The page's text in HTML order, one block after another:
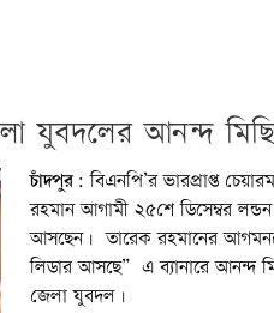
যুবদলের আনন্দ
চাঁদপুর: বিএনপি’র ভারপ্রাপ্ত
রহমান আগামী ২৫শে ডিসেম্বর
আসছেন। তারেক রহমানের
লিডার আসছে” এ ব্যানারে আনন্দ
জেলা যুবদল।